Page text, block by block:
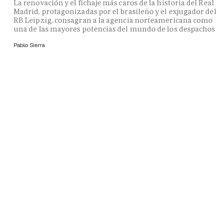
La renovación y el fichaje más caros de la historia del Real
Madrid, protagonizadas por el brasileño y el exjugador del
RB Leipzig, consagran a la agencia norteamericana como
una de las mayores potencias del mundo de los despachos
Pablo Sierra